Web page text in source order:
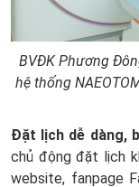
BVĐK Phương
hệ thống
Đặt lịch dễ dàng,
chủ động đặt lịch
website, fanpage